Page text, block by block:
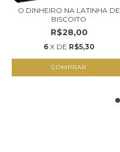
O DINHEIRO NA LATINHA DE
BISCOITO
R$28,00
6 X DE R$5,30
COMPRAR